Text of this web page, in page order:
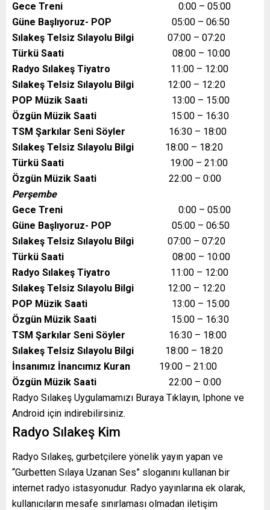
Gece Treni 0:00 – 05:00
Güne Başlıyoruz- POP 05:00 – 06:50
Sılakeş Telsiz Sılayolu Bilgi 07:00 – 07:20
Türkü Saati 08:00 – 10:00
Radyo Sılakeş Tiyatro 11:00 – 12:00
Sılakeş Telsiz Sılayolu Bilgi 12:00 – 12:20
POP Müzik Saati 13:00 – 15:00
Özgün Müzik Saati 15:00 – 16:30
TSM Şarkılar Seni Söyler 16:30 – 18:00
Sılakeş Telsiz Sılayolu Bilgi 18:00 – 18:20
Türkü Saati 19:00 – 21:00
Özgün Müzik Saati 22:00 – 0:00
Perşembe
Gece Treni 0:00 – 05:00
Güne Başlıyoruz- POP 05:00 – 06:50
Sılakeş Telsiz Sılayolu Bilgi 07:00 – 07:20
Türkü Saati 08:00 – 10:00
Radyo Sılakeş Tiyatro 11:00 – 12:00
Sılakeş Telsiz Sılayolu Bilgi 12:00 – 12:20
POP Müzik Saati 13:00 – 15:00
Özgün Müzik Saati 15:00 – 16:30
TSM Şarkılar Seni Söyler 16:30 – 18:00
Sılakeş Telsiz Sılayolu Bilgi 18:00 – 18:20
İnsanımız İnancımız Kuran 19:00 – 21:00
Özgün Müzik Saati 22:00 – 0:00
Radyo Sılakeş Uygulamamızı Buraya Tıklayın, Iphone ve
Android için indirebilirsiniz.
Radyo Sılakeş Kim
Radyo Sılakeş, gurbetçilere yönelik yayın yapan ve
“Gurbetten Sılaya Uzanan Ses” sloganını kullanan bir
internet radyo istasyonudur. Radyo yayınlarına ek olarak,
kullanıcıların mesafe sınırlaması olmadan iletişim